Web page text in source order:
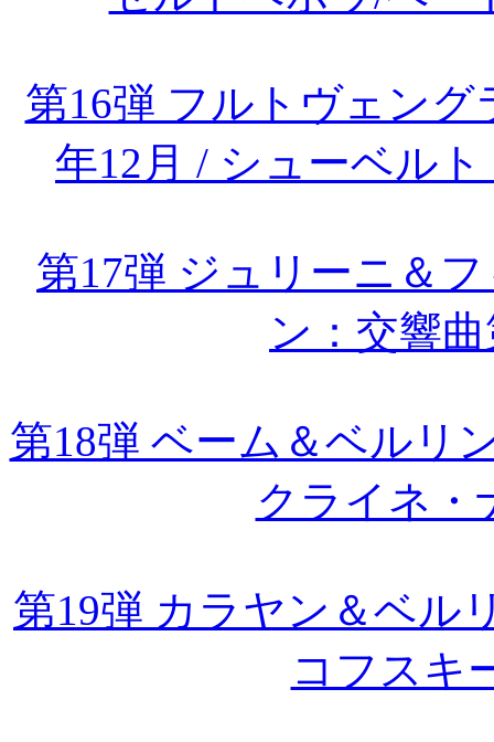
第16弾 フルトヴェング
年12月 / シューベル
第17弾 ジュリーニ＆
ン：交響
第18弾 ベーム＆ベルリ
クライネ・
第19弾 カラヤン＆ベル
コフスキ